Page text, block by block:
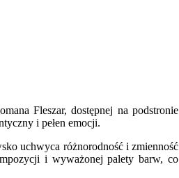
Fleszar, dostępnej na podstronie
i pełen emocji.
uchwyca różnorodność i zmienność
i wyważonej palety barw, co